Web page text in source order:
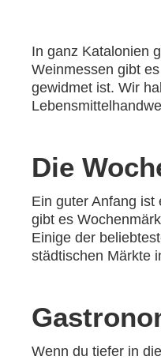
In ganz Katalonien
Weinmessen gibt
gewidmet ist. Wir
Die
Ein guter Anfang ist
gibt es
Einige der
städtischen Märkte
Wenn du tiefer in